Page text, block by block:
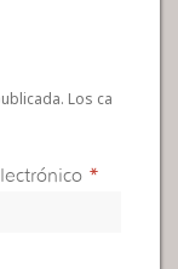
Los ca
*